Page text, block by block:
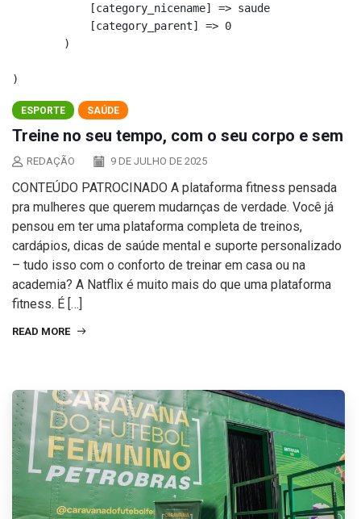
            [category_nicename] => saude
            [category_parent] => 0
        )
ESPORTE SAÚDE
Treine no seu tempo, com o seu corpo e sem
REDAÇÃO 9 DE JULHO DE 2025
CONTEÚDO PATROCINADO A plataforma fitness pensada
pra mulheres que querem mudarnças de verdade. Você já
pensou em ter uma plataforma completa de treinos,
cardápios, dicas de saúde mental e suporte personalizado
– tudo isso com o conforto de treinar em casa ou na
academia? A Natflix é muito mais do que uma plataforma
fitness. É […]
READ MORE